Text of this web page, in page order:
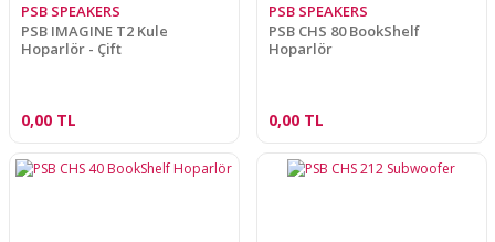
PSB SPEAKERS
PSB IMAGINE T2 Kule
Hoparlör - Çift
0,00 TL
PSB SPEAKERS
PSB CHS 80 BookShelf
Hoparlör
0,00 TL